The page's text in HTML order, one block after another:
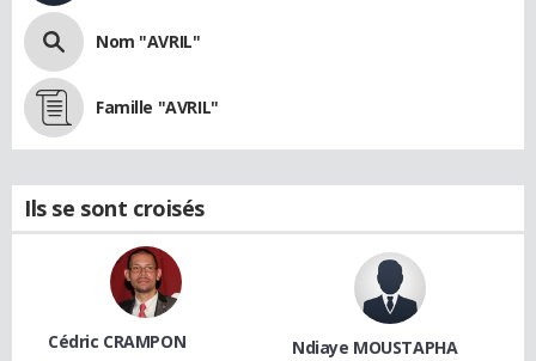
Nom "AVRIL"
Famille "AVRIL"
Ils se sont croisés
Cédric CRAMPON Ndiaye MOUSTAPHA